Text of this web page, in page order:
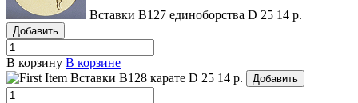
Вставки B127 единоборства D 25 14 р.
Добавить
В корзину В корзине
Вставки B128 карате D 25 14 р. Добавить